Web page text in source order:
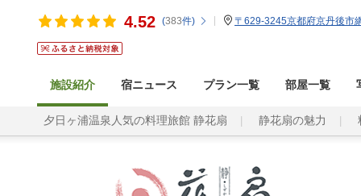
4.52 (383件) 〒629-3245京都府京丹後市
施設紹介 宿ニュース プラン一覧 部屋一覧
夕日ヶ浦温泉人気の料理旅館 静花扇 静花扇の魅力